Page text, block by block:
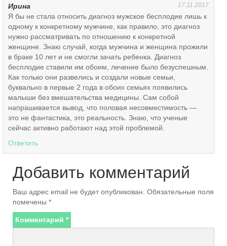
Ирина 17.11.2017
Я бы не стала относить диагноз мужское бесплодие лишь к
одному к конкретному мужчине, как правило, это диагноз
нужно рассматривать по отношению к конкретной
женщине. Знаю случай, когда мужчина и женщина прожили
в браке 10 лет и не смогли зачать ребенка. Диагноз
бесплодие ставили им обоим, лечение было безуспешным.
Как только они развелись и создали новые семьи,
буквально в первые 2 года в обоих семьях появились
малыши без вмешательства медицины. Сам собой
напрашивается вывод, что половая несовместимость —
это не фантастика, это реальность. Знаю, что ученые
сейчас активно работают над этой проблемой.
Ответить
Добавить комментарий
Ваш адрес email не будет опубликован. Обязательные поля
помечены *
Комментарий *